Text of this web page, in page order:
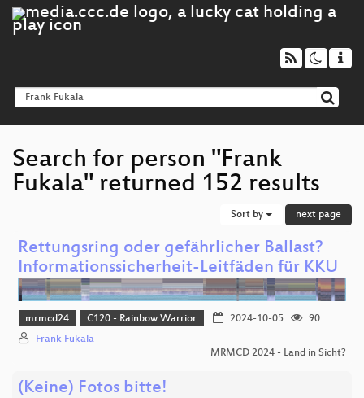
Search for person "Frank
Fukala" returned 152 results
Sort by next page
Rettungsring oder gefährlicher Ballast?
Informationssicherheit-Leitfäden für KKU
mrmcd24 C120 - Rainbow Warrior 2024-10-05
90
Frank Fukala
MRMCD 2024 - Land in Sicht?
(Keine) Fotos bitte!